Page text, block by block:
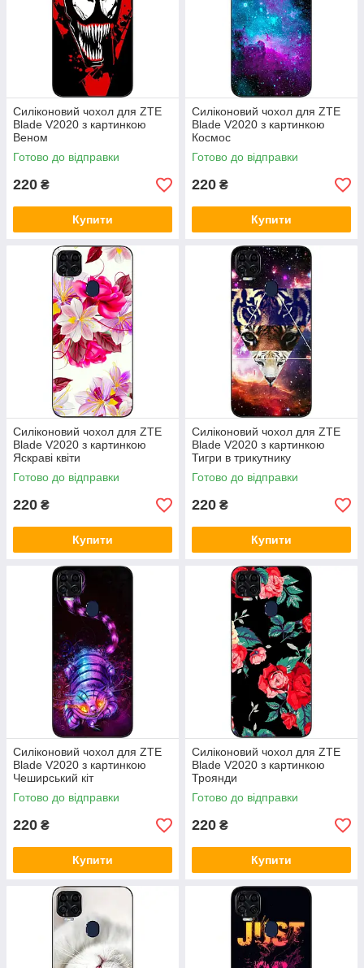
Силіконовий чохол для ZTE
Blade V2020 з картинкою
Веном
Готово до відправки
220 ₴
Купити
Силіконовий чохол для ZTE
Blade V2020 з картинкою
Космос
Готово до відправки
220 ₴
Купити
Силіконовий чохол для ZTE
Blade V2020 з картинкою
Яскраві квіти
Готово до відправки
220 ₴
Купити
Силіконовий чохол для ZTE
Blade V2020 з картинкою
Тигри в трикутнику
Готово до відправки
220 ₴
Купити
Силіконовий чохол для ZTE
Blade V2020 з картинкою
Чеширський кіт
Готово до відправки
220 ₴
Купити
Силіконовий чохол для ZTE
Blade V2020 з картинкою
Троянди
Готово до відправки
220 ₴
Купити